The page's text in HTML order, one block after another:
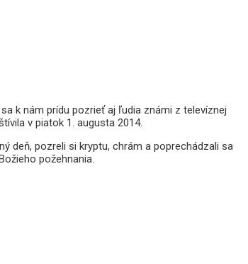
k nám prídu pozrieť aj ľudia známi z televíznej
v piatok 1. augusta 2014.
deň, pozreli si kryptu, chrám a poprechádzali sa
požehnania.